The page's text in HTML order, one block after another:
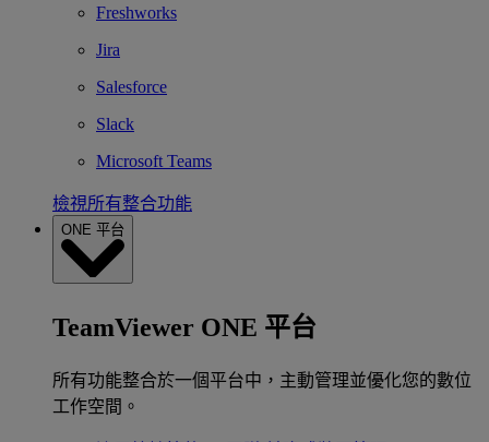
Freshworks
Jira
Salesforce
Slack
Microsoft Teams
檢視所有整合功能
ONE 平台
TeamViewer ONE 平台
所有功能整合於一個平台中，主動管理並優化您的數位
工作空間。